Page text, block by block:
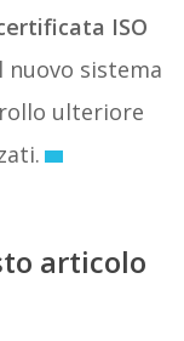
ISO
sistema
ulteriore
articolo